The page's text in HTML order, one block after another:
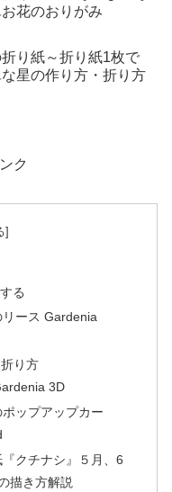
簡単お花のおりがみ
折り紙～折り紙1枚で
星の作り方・折り方
ク
る
リース Gardenia
り方
3D
ポップアップカー
『クチナシ』５月、6
描き方解説